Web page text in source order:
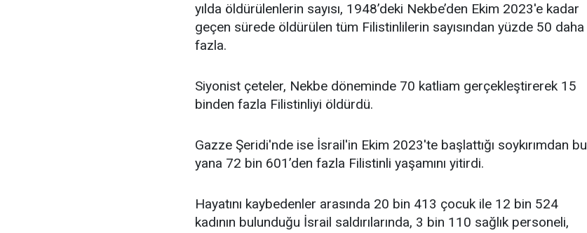
yılda öldürülenlerin sayısı, 1948’deki Nekbe’den Ekim 2023'e kadar
geçen sürede öldürülen tüm Filistinlilerin sayısından yüzde 50 daha
fazla.
Siyonist çeteler, Nekbe döneminde 70 katliam gerçekleştirerek 15
binden fazla Filistinliyi öldürdü.
Gazze Şeridi'nde ise İsrail'in Ekim 2023'te başlattığı soykırımdan bu
yana 72 bin 601’den fazla Filistinli yaşamını yitirdi.
Hayatını kaybedenler arasında 20 bin 413 çocuk ile 12 bin 524
kadının bulunduğu İsrail saldırılarında, 3 bin 110 sağlık personeli,